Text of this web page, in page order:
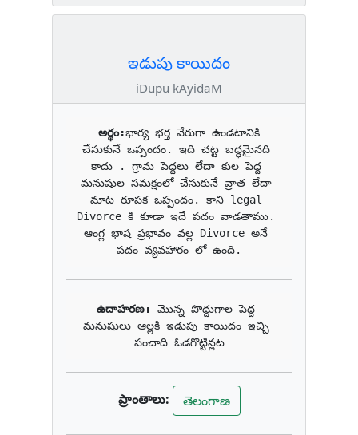
ఇడుపు కాయిదం
iDupu kAyidaM
అర్థం:భార్య భర్త వేరుగా ఉండటానికి
చేసుకునే ఒప్పందం. ఇది చట్ట బద్ధమైనది
కాదు . గ్రామ పెద్దలు లేదా కుల పెద్ద
మనుషుల సమక్షంలో చేసుకునే వ్రాత లేదా
మాట రూపక ఒప్పందం. కాని legal
Divorce కి కూడా ఇదే పదం వాడతాము.
ఆంగ్ల భాష ప్రభావం వల్ల Divorce అనే
పదం వ్యవహారం లో ఉంది.
ఉదాహరణ: మొన్న పొద్దుగాల పెద్ద
మనుషులు ఆల్లకి ఇడుపు కాయిదం ఇచ్చి
పంచాది ఓడగొట్టిన్లట
ప్రాంతాలు: తెలంగాణ